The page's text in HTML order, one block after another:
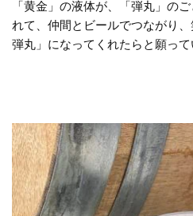
「黄金」の液体が、「弾丸」の
れて、仲間とビールでつながり
弾丸」になってくれたらと願って